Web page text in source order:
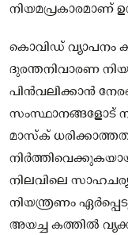
നിയമപ്രകാരമാണ്
കൊവിഡ് വ്യാപനം
ദുരന്തനിവാരണ
പിന്‍വലിക്കാന്‍
സംസ്ഥാനങ്ങളോട്
മാസ്‌ക്
നിലവിലെ
നിയന്ത്രണം
അയച്ച കത്തില്‍